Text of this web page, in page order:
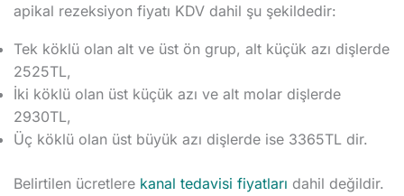
apikal rezeksiyon fiyatı KDV dahil şu şekildedir:
Tek köklü olan alt ve üst ön grup, alt küçük azı dişlerde
2525TL,
İki köklü olan üst küçük azı ve alt molar dişlerde
2930TL,
Üç köklü olan üst büyük azı dişlerde ise 3365TL dir.
Belirtilen ücretlere kanal tedavisi fiyatları dahil değildir.